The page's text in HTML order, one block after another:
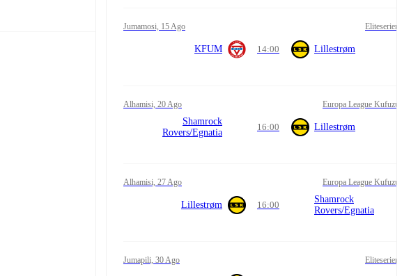
Jumamosi, 15 Ago Eliteserien
KFUM 14:00 Lillestrøm
Alhamisi, 20 Ago Europa League Kufuzu
Shamrock
Rovers/Egnatia
16:00 Lillestrøm
Alhamisi, 27 Ago Europa League Kufuzu
Lillestrøm 16:00
Shamrock
Rovers/Egnatia
Jumapili, 30 Ago Eliteserien